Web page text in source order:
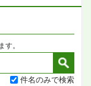
。
件名のみで検索